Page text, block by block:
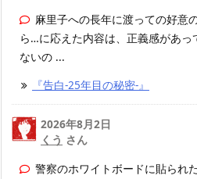
麻里子への長年に渡っての好意
ら…に応えた内容は、正義感があ
ないの ...
『告白-25年目の秘密-』
2026年8月2日
くう さん
警察のホワイトボードに貼られ